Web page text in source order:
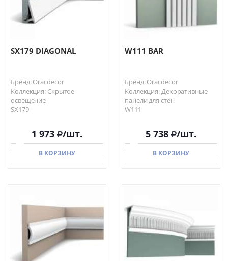
SX179 DIAGONAL
Бренд: Oracdecor
Коллекция: Скрытое
освещение
SX179
1 973 /шт.
В КОРЗИНУ
В КОРЗИНУ
W111 BAR
Бренд: Oracdecor
Коллекция: Декоративные
панели для стен
W111
5 738 /шт.
В КОРЗИНУ
В КОРЗИНУ